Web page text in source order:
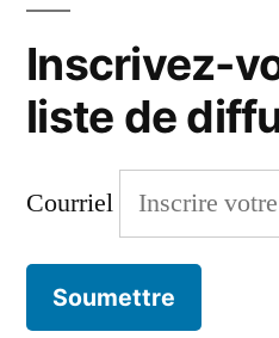
Inscrivez-
liste de
Courriel